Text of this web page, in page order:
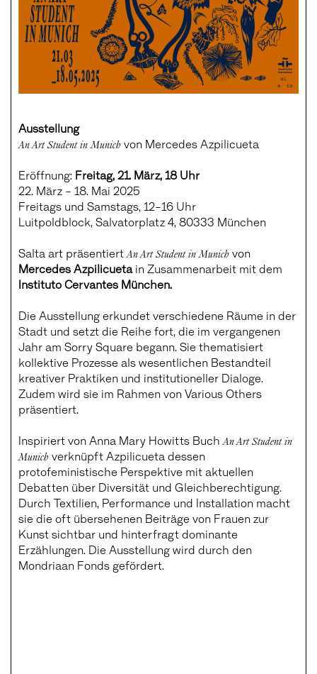
Ausstellung
An Art Student in Munichvon Mercedes Azpilicueta
Eröffnung: Freitag, 21. März, 18 Uhr
22. März – 18. Mai 2025
Freitags und Samstags, 12–16 Uhr
Luitpoldblock, Salvatorplatz 4, 80333 München
Salta art präsentiert An Art Student in Munich von
Mercedes Azpilicueta in Zusammenarbeit mit dem
Instituto Cervantes München.
Die Ausstellung erkundet verschiedene Räume in der
Stadt und setzt die Reihe fort, die im vergangenen
Jahr am Sorry Square begann. Sie thematisiert
kollektive Prozesse als wesentlichen Bestandteil
kreativer Praktiken und institutioneller Dialoge.
Zudem wird sie im Rahmen von Various Others
präsentiert.
Inspiriert von Anna Mary Howitts Buch An Art Student in
Munich verknüpft Azpilicueta dessen
protofeministische Perspektive mit aktuellen
Debatten über Diversität und Gleichberechtigung.
Durch Textilien, Performance und Installation macht
sie die oft übersehenen Beiträge von Frauen zur
Kunst sichtbar und hinterfragt dominante
Erzählungen. Die Ausstellung wird durch den
Mondriaan Fonds gefördert.